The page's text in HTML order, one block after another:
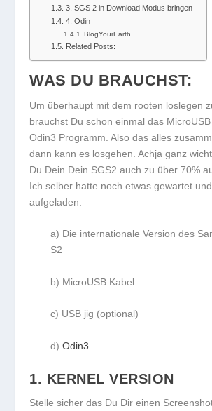
3. SGS 2 in Download Modus bringen
4. Odin
BlogYourEarth
Related Posts:
WAS DU BRAUCHST:
Um überhaupt mit dem rooten loslegen
brauchst Du schon einmal das
Odin3 Programm. Also das alles
dann kann es losgehen. Achja ganz
Du Dein Dein SGS2 auch zu über 70%
Ich selber hatte noch etwas gewartet
aufgeladen.
a) Die internationale Version des
S2
b) MicroUSB Kabel
c) USB jig (optional)
d)Odin3
1. KERNEL VERSION
Stelle sicher das Du Dir einen